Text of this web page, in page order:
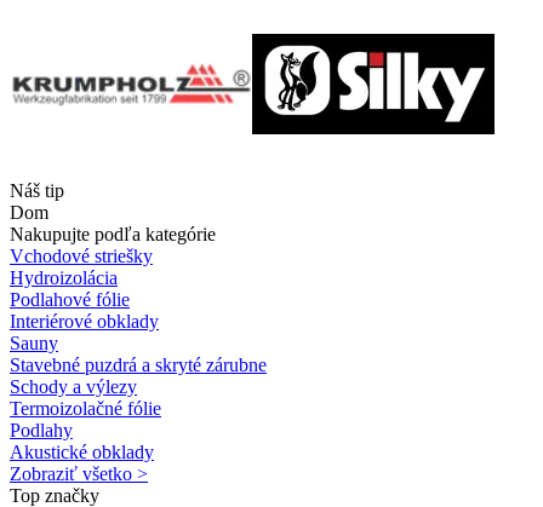
Náš tip
Dom
Nakupujte podľa kategórie
Vchodové striešky
Hydroizolácia
Podlahové fólie
Interiérové obklady
Sauny
Stavebné puzdrá a skryté zárubne
Schody a výlezy
Termoizolačné fólie
Podlahy
Akustické obklady
Zobraziť všetko >
Top značky